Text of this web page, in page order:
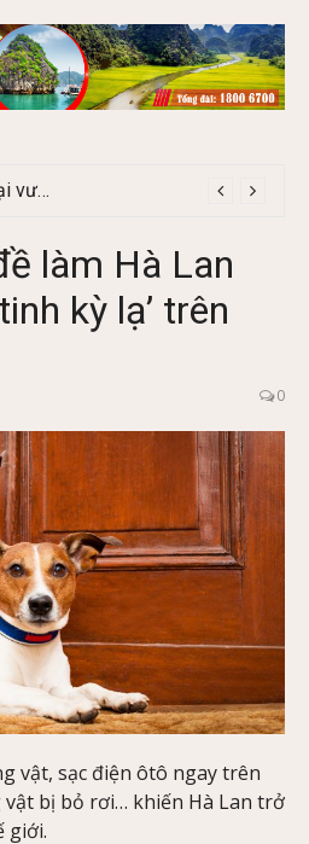
Cây Ráy khổng lồ tại vườn Quốc gia Cúc Phương
làm Hà Lan
kỳ lạ’ trên
0
vật, sạc điện ôtô ngay trên
bị bỏ rơi… khiến Hà Lan trở
giới.